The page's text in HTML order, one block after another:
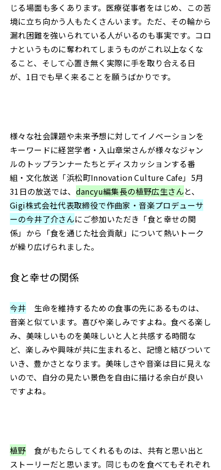
じる場面も多くあります。医療従事者をはじめ、この苦
境に立ち向かう人もたくさんいます。ただ、その輪から
漏れ困難を強いられている人がいるのも事実です。コロ
ナというものに奪われてしまうものがこれ以上なくな
ること、そして心置き無く実際に手を取り合える日
が、1日でも早く来ることを願うばかりです。
様々な社会課題や未来予想に対してイノベーションを
キーワードに経営学者・入山章栄さんが様々なジャン
ルのトップランナーたちとディスカッションする番
組・文化放送「浜松町Innovation Culture Cafe」5月
31日の放送では、 ‪dancyu編集長の植野広生さんと、
Gigi株式会社代表取締役で作曲家・音楽プロデューサ
ーの今井了介さんにご参加いただき「食と幸せの関
係」から「食を通じた社会貢献」について熱いトーク
が繰り広げられました。
食と幸せの関係
今井 生命を維持するための食事の先にあるものは、
音楽と似ています。喜びや楽しみですよね。食べる楽し
み、美味しいものを美味しいと人と共感する時間な
ど、楽しみや興味が共に生まれると、記憶と結びついて
いき、豊かさとなります。美味しさや音楽は目に見えな
いので、自分の見たい景色を自由に描ける余白が良い
ですよね。
植野 食がもたらしてくれるものは、共有と思い出と
ストーリーだと思います。同じものを食べてもそれぞれ